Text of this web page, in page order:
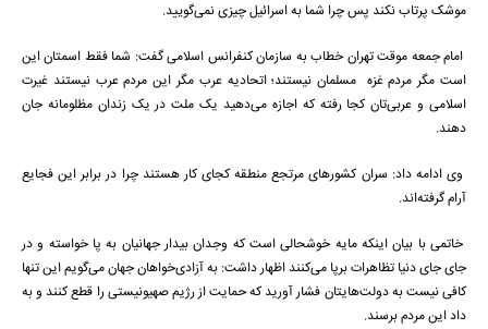
موشک پرتاب نکند پس چرا شما به اسرائیل چیزی نمی‌گویید.
امام جمعه موقت تهران خطاب به سازمان کنفرانس اسلامی گفت: شما فقط اسمتان این
است مگر مردم غزه مسلمان نیستند؛ اتحادیه عرب مگر این مردم عرب نیستند غیرت
اسلامی و عربی‌تان کجا رفته که اجازه می‌دهید یک ملت در یک زندان مظلومانه جان
دهند.
وی ادامه داد: سران کشورهای مرتجع منطقه کجای کار هستند چرا در برابر این فجایع
آرام گرفته‌اند.
خاتمی با بیان اینکه مایه خوشحالی است که وجدان بیدار جهانیان به پا خواسته و در
جای جای دنیا تظاهرات برپا می‌کنند اظهار داشت: به آزادی‌خواهان جهان می‌گویم این تنها
کافی نیست به دولت‌هایتان فشار آورید که حمایت از رژیم صهیونیستی را قطع کنند و به
داد این مردم برسند.